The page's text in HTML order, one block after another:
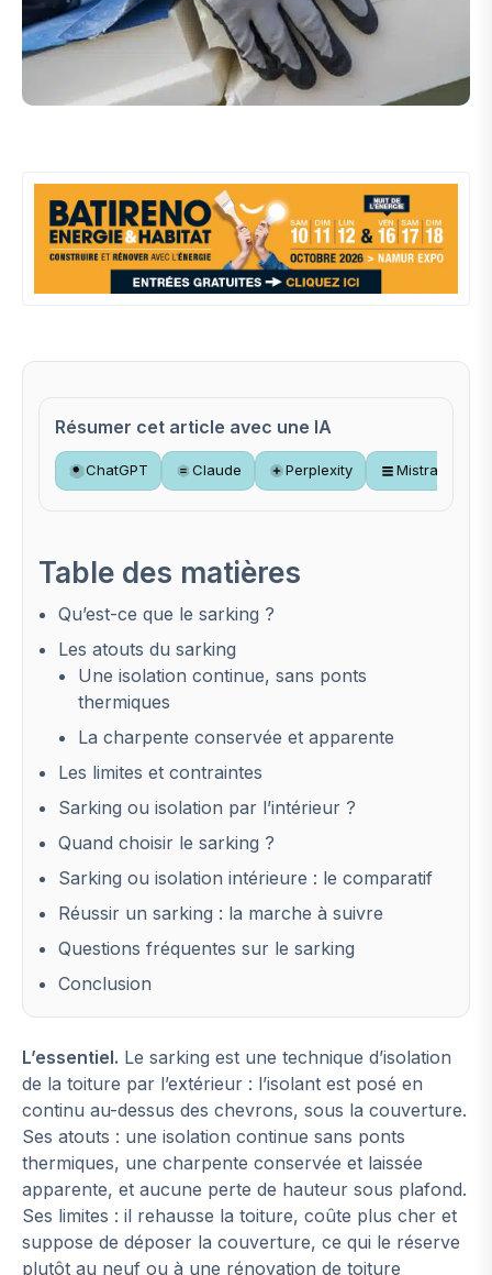
Résumer cet article avec une IA
ChatGPT Claude Perplexity Mistral
Table des matières
Qu’est-ce que le sarking ?
Les atouts du sarking
Une isolation continue, sans ponts
thermiques
La charpente conservée et apparente
Les limites et contraintes
Sarking ou isolation par l’intérieur ?
Quand choisir le sarking ?
Sarking ou isolation intérieure : le comparatif
Réussir un sarking : la marche à suivre
Questions fréquentes sur le sarking
Conclusion
L’essentiel. Le sarking est une technique d’isolation
de la toiture par l’extérieur : l’isolant est posé en
continu au-dessus des chevrons, sous la couverture.
Ses atouts : une isolation continue sans ponts
thermiques, une charpente conservée et laissée
apparente, et aucune perte de hauteur sous plafond.
Ses limites : il rehausse la toiture, coûte plus cher et
suppose de déposer la couverture, ce qui le réserve
plutôt au neuf ou à une rénovation de toiture